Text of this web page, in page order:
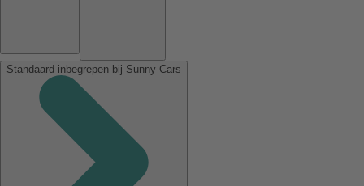
Standaard inbegrepen bij Sunny Cars